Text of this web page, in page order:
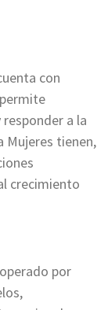
con
a la
Mujeres tienen,
crecimiento
por